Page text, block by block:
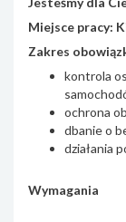
Miejsce pracy:
Zakres
kontrola
ochrona
dbanie o
działania
Wymagania